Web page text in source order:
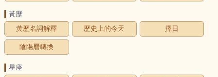
黃歷
黃歷名詞解釋
歷史上的今天 擇日
陰陽曆轉換
星座